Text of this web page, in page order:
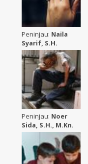
Peninjau: Naila
Syarif, S.H.
Peninjau: Noer
Sida, S.H., M.Kn.